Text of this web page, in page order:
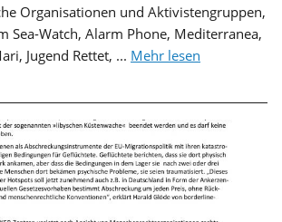
Organisationen und Aktivistengruppen,
Sea-Watch, Alarm Phone, Mediterranea,
Jugend Rettet, ... Mehr lesen